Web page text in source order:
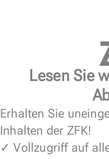
Lesen Sie
Erhalten Sie
Inhalten der ZFK!
✓ Vollzugriff auf